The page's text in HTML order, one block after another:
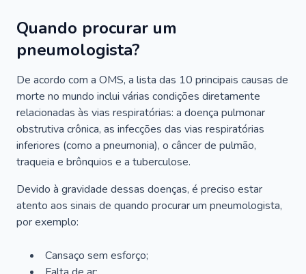
Quando procurar um
pneumologista?
De acordo com a OMS, a lista das 10 principais causas de
morte no mundo inclui várias condições diretamente
relacionadas às vias respiratórias: a doença pulmonar
obstrutiva crônica, as infecções das vias respiratórias
inferiores (como a pneumonia), o câncer de pulmão,
traqueia e brônquios e a tuberculose.
Devido à gravidade dessas doenças, é preciso estar
atento aos sinais de quando procurar um pneumologista,
por exemplo:
Cansaço sem esforço;